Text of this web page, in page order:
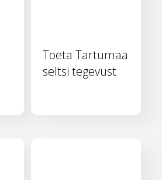
Toeta Tartumaa
seltsi tegevust